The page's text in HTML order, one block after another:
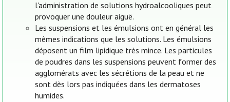
l'administration de solutions hydroalcooliques peut
provoquer une douleur aiguë.
Les suspensions et les émulsions ont en général les
mêmes indications que les solutions. Les émulsions
déposent un film lipidique très mince. Les particules
de poudres dans les suspensions peuvent former des
agglomérats avec les sécrétions de la peau et ne
sont dès lors pas indiquées dans les dermatoses
humides.